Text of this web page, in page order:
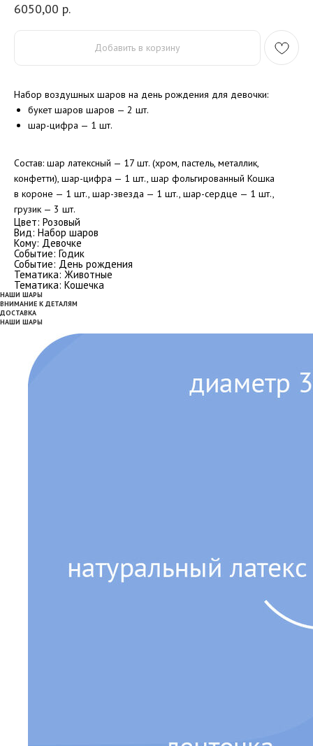
6050,00 р.
Добавить в корзину
Набор воздушных шаров на день рождения для девочки:
букет шаров шаров — 2 шт.
шар-цифра — 1 шт.
Состав: шар латексный — 17 шт. (хром, пастель, металлик,
конфетти), шар-цифра — 1 шт., шар фольгированный Кошка
в короне — 1 шт., шар-звезда — 1 шт., шар-сердце — 1 шт.,
грузик — 3 шт.
Цвет: Розовый
Вид: Набор шаров
Кому: Девочке
Событие: Годик
Событие: День рождения
Тематика: Животные
Тематика: Кошечка
НАШИ ШАРЫ
ВНИМАНИЕ К ДЕТАЛЯМ
ДОСТАВКА
НАШИ ШАРЫ